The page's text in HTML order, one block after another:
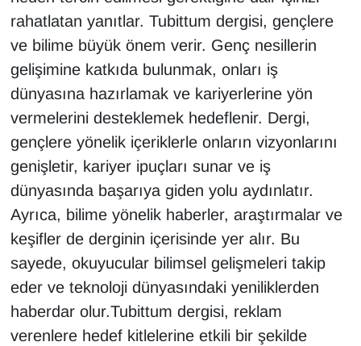
rahatlatan yanıtlar. Tubittum dergisi, gençlere
ve bilime büyük önem verir. Genç nesillerin
gelişimine katkıda bulunmak, onları iş
dünyasına hazırlamak ve kariyerlerine yön
vermelerini desteklemek hedeflenir. Dergi,
gençlere yönelik içeriklerle onların vizyonlarını
genişletir, kariyer ipuçları sunar ve iş
dünyasında başarıya giden yolu aydınlatır.
Ayrıca, bilime yönelik haberler, araştırmalar ve
keşifler de derginin içerisinde yer alır. Bu
sayede, okuyucular bilimsel gelişmeleri takip
eder ve teknoloji dünyasındaki yeniliklerden
haberdar olur.Tubittum dergisi, reklam
verenlere hedef kitlelerine etkili bir şekilde